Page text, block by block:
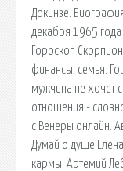
Докинзе.
декабря 1965
Гороскоп
финансы, семья.
мужчина не хочет
отношения -
с Венеры онлайн.
Думай о душе
кармы. Артемий